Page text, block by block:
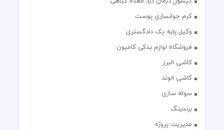
کرم جوانسازی پوست
وکیل پایه یک دادگستری
فروشگاه لوازم یدکی کامیون
کاشی البرز
کاشی الوند
سوله سازی
برندینگ
مدیریت پروژه